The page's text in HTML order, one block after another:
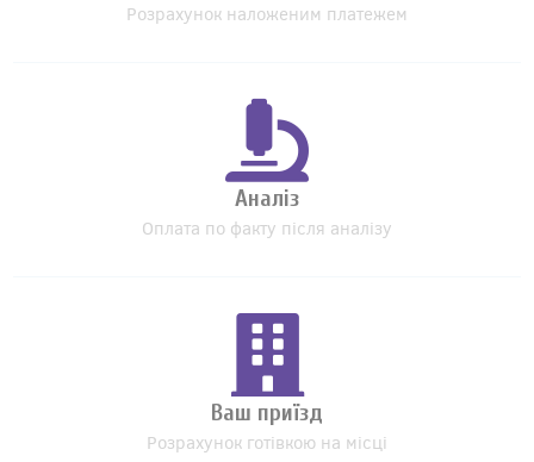
Розрахунок наложеним платежем
Аналіз
Оплата по факту після аналізу
Ваш приїзд
Розрахунок готівкою на місці